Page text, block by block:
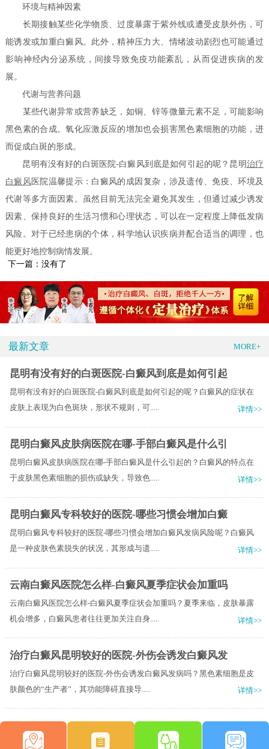
环境与精神因素
长期接触某些化学物质、过度暴露于紫外线或遭受皮肤外伤，可
能诱发或加重白癜风。此外，精神压力大、情绪波动剧烈也可能通过
影响神经内分泌系统，间接导致免疫功能紊乱，从而促进疾病的发
展。
代谢与营养问题
某些代谢异常或营养缺乏，如铜、锌等微量元素不足，可能影响
黑色素的合成。氧化应激反应的增加也会损害黑色素细胞的功能，进
而促成白斑的形成。
昆明有没有好的白斑医院-白癜风到底是如何引起的呢？昆明治疗
白癜风 医院温馨提示：白癜风的成因复杂，涉及遗传、免疫、环境及
代谢等多方面因素。虽然目前无法完全避免其发生，但通过减少诱发
因素、保持良好的生活习惯和心理状态，可以在一定程度上降低发病
风险。对于已经患病的个体，科学地认识疾病并配合适当的调理，也
能更好地控制病情发展。
下一篇：没有了
最新文章 MORE+
昆明有没有好的白斑医院-白癜风到底是如何引起
昆明有没有好的白斑医院-白癜风到底是如何引起的呢？白癜风的症状在
皮肤上表现为白色斑块，形状不规则，可.....
详情>>
昆明白癜风皮肤病医院在哪-手部白癜风是什么引
昆明白癜风皮肤病医院在哪-手部白癜风是什么引起的？白癜风的特点在
于皮肤黑色素细胞的损伤或缺失，导致色.....
详情>>
昆明白癜风专科较好的医院-哪些习惯会增加白癜
昆明白癜风专科较好的医院-哪些习惯会增加白癜风发病风险呢？白癜风
是一种皮肤色素脱失的状况，其形成与遗.....
详情>>
云南白癜风医院怎么样-白癜风夏季症状会加重吗
云南白癜风医院怎么样-白癜风夏季症状会加重吗？夏季来临，皮肤暴露
机会增多，白癜风患者往往更加关注自身.....
详情>>
治疗白癜风昆明较好的医院-外伤会诱发白癜风发
治疗白癜风昆明较好的医院-外伤会诱发白癜风发病吗？黑色素细胞是皮
肤颜色的“生产者”，其功能障碍直接导.....
详情>>